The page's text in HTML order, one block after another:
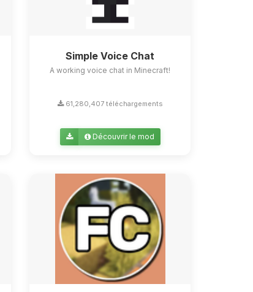
Simple Voice Chat
A working voice chat in Minecraft!
61,280,407 téléchargements
Découvrir le mod